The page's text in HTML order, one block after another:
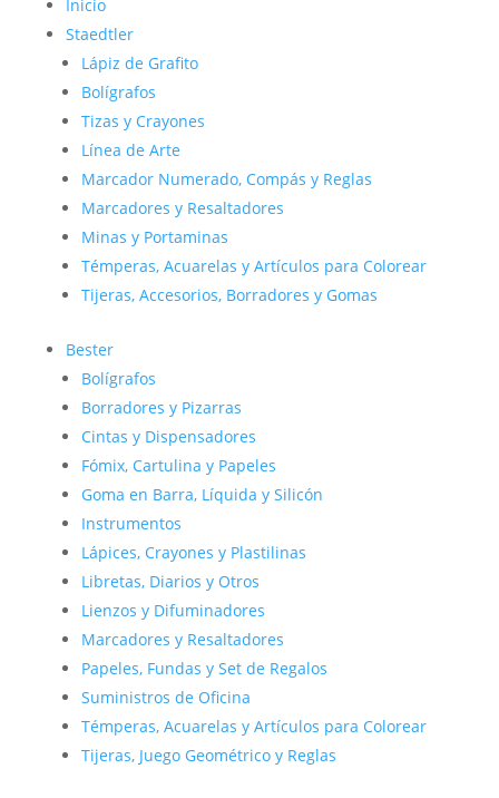
Inicio
Staedtler
Lápiz de Grafito
Bolígrafos
Tizas y Crayones
Línea de Arte
Marcador Numerado, Compás y Reglas
Marcadores y Resaltadores
Minas y Portaminas
Témperas, Acuarelas y Artículos para Colorear
Tijeras, Accesorios, Borradores y Gomas
Bester
Bolígrafos
Borradores y Pizarras
Cintas y Dispensadores
Fómix, Cartulina y Papeles
Goma en Barra, Líquida y Silicón
Instrumentos
Lápices, Crayones y Plastilinas
Libretas, Diarios y Otros
Lienzos y Difuminadores
Marcadores y Resaltadores
Papeles, Fundas y Set de Regalos
Suministros de Oficina
Témperas, Acuarelas y Artículos para Colorear
Tijeras, Juego Geométrico y Reglas